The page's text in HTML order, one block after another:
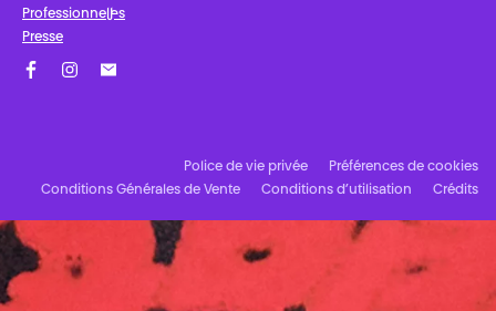
Professionnel·les
Presse
Police de vie privée
Préférences de cookies
Conditions Générales de Vente
Conditions d’utilisation Crédits